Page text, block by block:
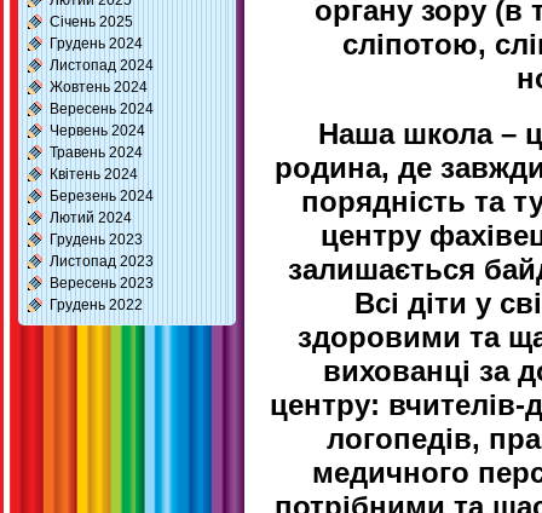
Січень 2025
Грудень 2024
Листопад 2024
Жовтень 2024
Вересень 2024
Червень 2024
Травень 2024
Квітень 2024
Березень 2024
Лютий 2024
Грудень 2023
Листопад 2023
Вересень 2023
Грудень 2022
органу зору (в
сліпотою,
Наша школа –
родина, де
порядність та
центру
залишається
Всі діти у
здоровими та
вихованці за
центру: вчителів-
логопедів,
медичного